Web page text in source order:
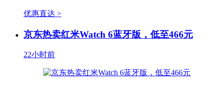
优惠直达 >
京东热卖红米Watch 6蓝牙版，低至466元
22小时前